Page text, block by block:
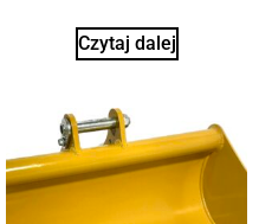
Czytaj dalej